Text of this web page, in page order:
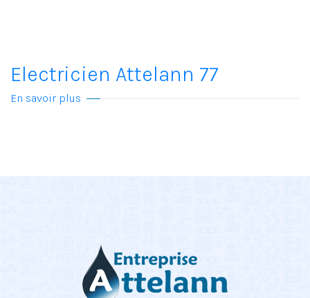
Electricien Attelann 77
En savoir plus